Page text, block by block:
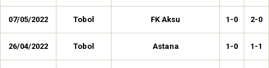
07/05/2022 Tobol FK Aksu 1-0 2-0
26/04/2022 Tobol Astana 1-0 1-1